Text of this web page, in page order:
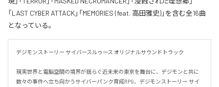
「LAST CYBER ATTACK」「MEMORIES (feat. 高田雅史)」を含む全16曲
となっている。
デジモンストーリー サイバースルゥース オリジナルサウンドトラック
現実世界と電脳空間の境界が揺らぐ近未来の東京を舞台に、デジモンと共に
数々の事件へ立ち向かうサイバーパンク育成RPG、デジモンストーリー サイ